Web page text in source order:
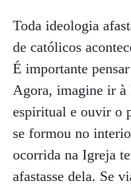
Toda ideologia
de católicos
É importante
Agora, imagine ir à
espiritual e ouvir o
se formou no
ocorrida na Igreja
afastasse dela. Se